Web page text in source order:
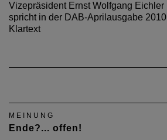
Vizepräsident Ernst Wolfgang Eichler
spricht in der DAB-Aprilausgabe 2010
Klartext
MEINUNG
Ende?... offen!